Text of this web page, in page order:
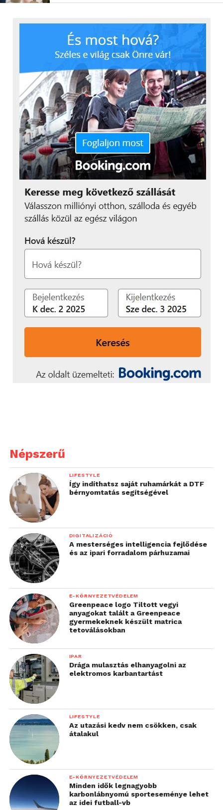
Népszerű
LIFESTYLE
Így indíthatsz saját ruhamárkát a DTF
bérnyomtatás segítségével
DIGITALIZÁCIÓ
A mesterséges intelligencia fejlődése
és az ipari forradalom párhuzamai
E-KÖRNYEZETVÉDELEM
Greenpeace logo Tiltott vegyi
anyagokat talált a Greenpeace
gyermekeknek készült matrica
tetoválásokban
IPAR
Drága mulasztás elhanyagolni az
elektromos karbantartást
LIFESTYLE
Az utazási kedv nem csökken, csak
átalakul
E-KÖRNYEZETVÉDELEM
Minden idők legnagyobb
karbonlábnyomú sporteseménye lehet
az idei futball-vb